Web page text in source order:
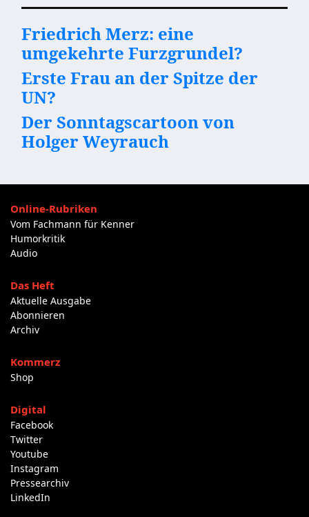
Friedrich Merz: eine
umgekehrte Furzgrundel?
Erste Frau an der Spitze der
UN?
Der Sonntagscartoon von
Holger Weyrauch
Online-Rubriken
Vom Fachmann für Kenner
Humorkritik
Audio
Das Heft
Aktuelle Ausgabe
Abonnieren
Archiv
Kommerz
Shop
Digital
Facebook
Twitter
Youtube
Instagram
Pressearchiv
LinkedIn